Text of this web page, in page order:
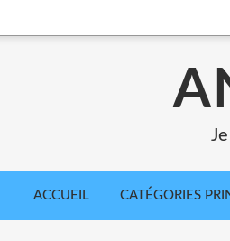
ACCUEIL CATÉGORIES